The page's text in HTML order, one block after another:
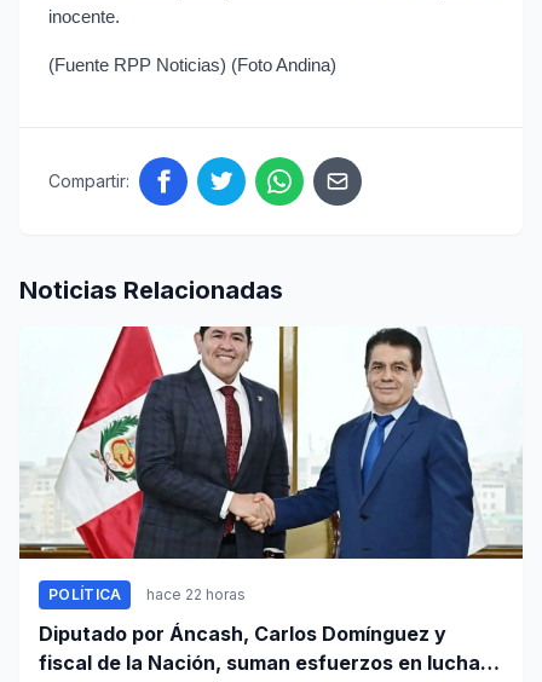
inocente.
(Fuente RPP Noticias) (Foto Andina)
Compartir:
Noticias Relacionadas
POLÍTICA hace 22 horas
Diputado por Áncash, Carlos Domínguez y
fiscal de la Nación, suman esfuerzos en lucha